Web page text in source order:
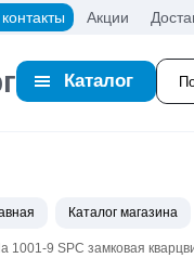
Акции
Каталог
Каталог магазина
1001-9 SPC замковая